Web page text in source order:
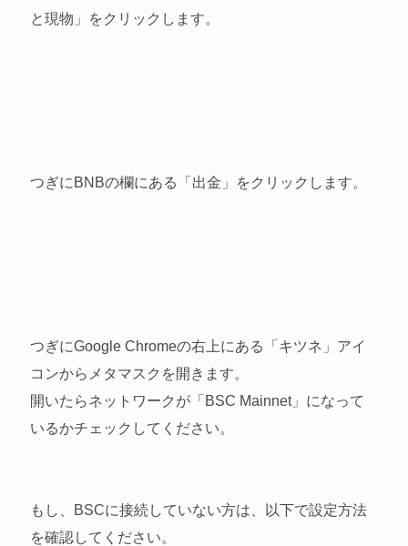
と現物」をクリックします。
つぎにBNBの欄にある「出金」をクリックします。
つぎにGoogle Chromeの右上にある「キツネ」アイ
コンからメタマスクを開きます。
開いたらネットワークが「BSC Mainnet」になって
いるかチェックしてください。
もし、BSCに接続していない方は、以下で設定方法
を確認してください。